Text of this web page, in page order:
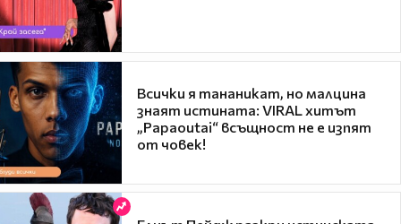
Всички я тананикат, но малцина
знаят истината: VIRAL хитът
„Papaoutai“ всъщност не е изпят
от човек!